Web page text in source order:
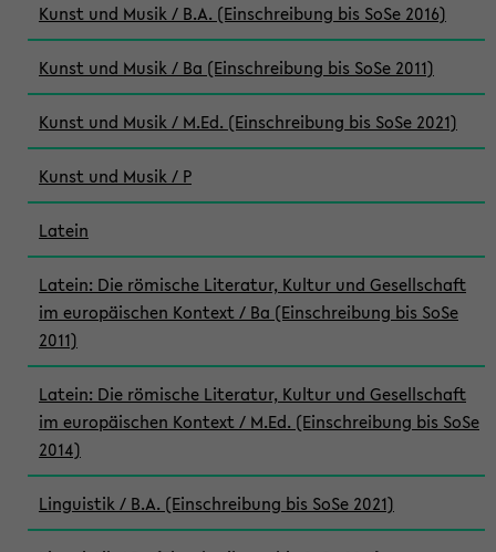
Kunst und Musik / B.A. (Einschreibung bis SoSe 2016)
Kunst und Musik / Ba (Einschreibung bis SoSe 2011)
Kunst und Musik / M.Ed. (Einschreibung bis SoSe 2021)
Kunst und Musik / P
Latein
Latein: Die römische Literatur, Kultur und Gesellschaft
im europäischen Kontext / Ba (Einschreibung bis SoSe
2011)
Latein: Die römische Literatur, Kultur und Gesellschaft
im europäischen Kontext / M.Ed. (Einschreibung bis SoSe
2014)
Linguistik / B.A. (Einschreibung bis SoSe 2021)